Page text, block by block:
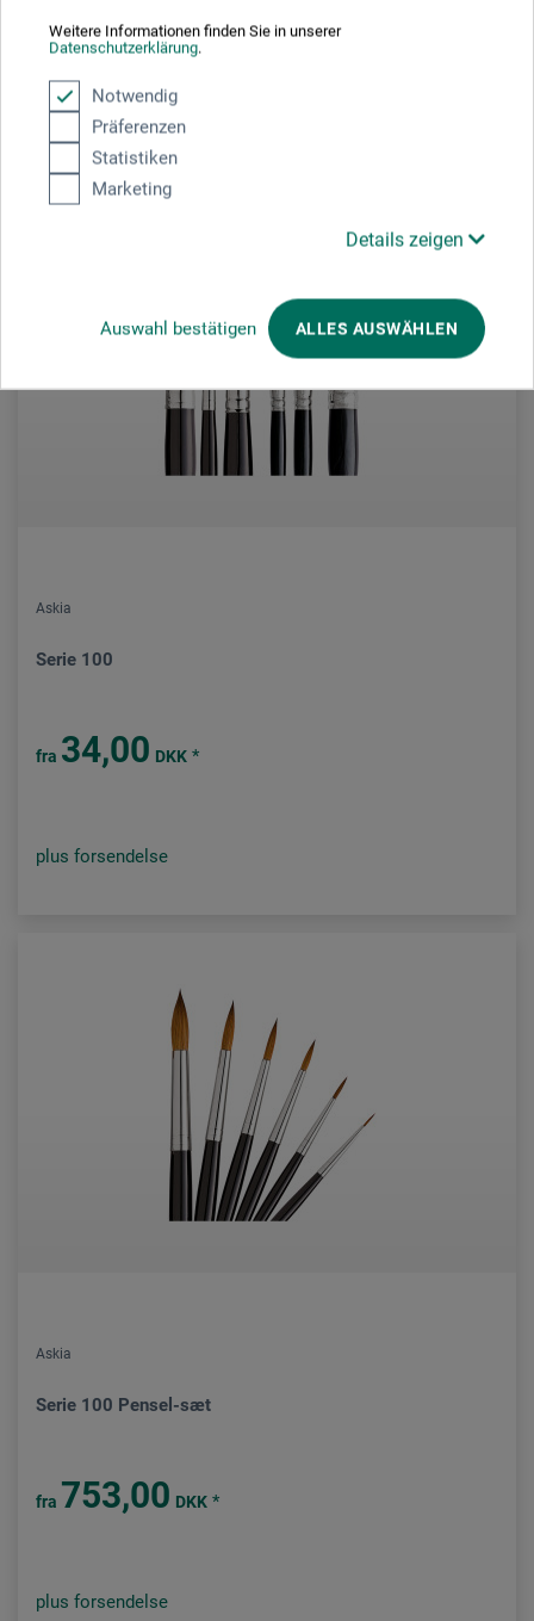
Weitere Informationen finden Sie in unserer
Datenschutzerklärung.
Notwendig
Präferenzen
Statistiken
Marketing
Details zeigen
Auswahl bestätigen ALLES AUSWÄHLEN
plus forsendelse
Askia
Serie 100
fra 34,00 DKK *
plus forsendelse
Askia
Serie 100 Pensel-sæt
fra 753,00 DKK *
plus forsendelse